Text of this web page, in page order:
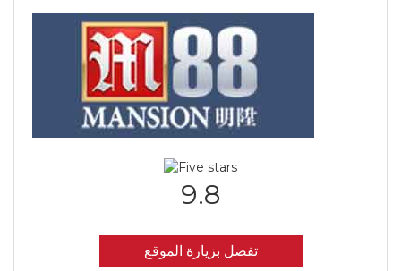
9.8
تفضل بزيارة الموقع